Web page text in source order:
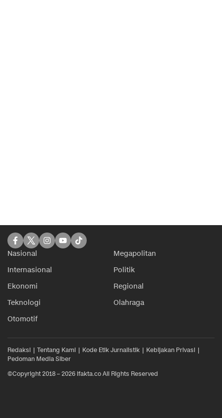
Nasional
Megapolitan
Internasional
Politik
Ekonomi
Regional
Teknologi
Olahraga
Otomotif
Redaksi Tentang Kami Kode Etik Jurnalistik
Kebijakan Privasi
Pedoman Media Siber
©Copyright 2018 – 2026 ifakta.co All Rights Reserved